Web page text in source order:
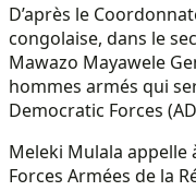
D’après le
congolaise, dans le
Mawazo Mayawele
hommes armés qui
Democratic Forces
Meleki Mulala appelle
Forces Armées de la